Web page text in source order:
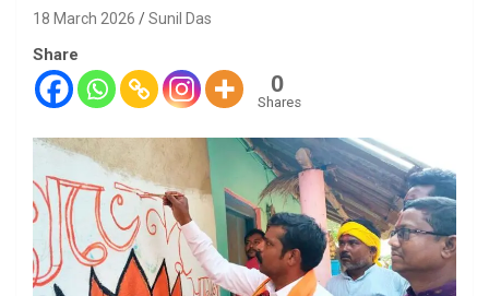
18 March 2026 Sunil Das
Share
0
Shares